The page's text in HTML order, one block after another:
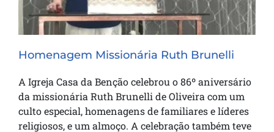
Homenagem Missionária Ruth Brunelli
A Igreja Casa da Benção celebrou o 86º aniversário
da missionária Ruth Brunelli de Oliveira com um
culto especial, homenagens de familiares e líderes
religiosos, e um almoço. A celebração também teve